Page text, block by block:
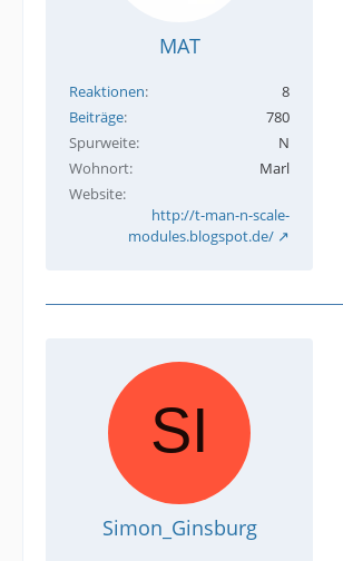
MAT
Reaktionen
8
Beiträge
780
Spurweite
N
Wohnort
Marl
Website
http://t-man-n-scale-
modules.blogspot.de/
Simon_Ginsburg